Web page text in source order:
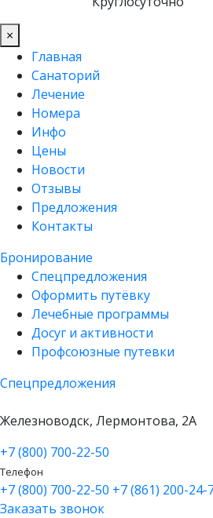
×
Главная
Санаторий
Лечение
Номера
Инфо
Цены
Новости
Отзывы
Предложения
Контакты
Бронирование
Спецпредложения
Оформить путёвку
Лечебные программы
Досуг и активности
Профсоюзные путевки
Спецпредложения
Железноводск, Лермонтова, 2А
+7 (800) 700-22-50
Телефон
+7 (800) 700-22-50 +7 (861) 200-24-
Заказать звонок